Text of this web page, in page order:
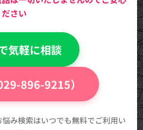
ださい
気軽に相談
896-9215）
み検索はいつでも無料でご利用い